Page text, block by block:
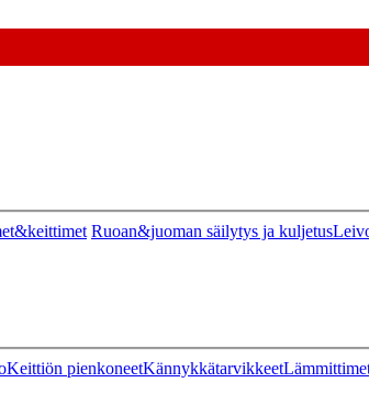
Ruoan&juoman säilytys ja kuljetus
Keittiön pienkoneetKännykkätarvikkeet